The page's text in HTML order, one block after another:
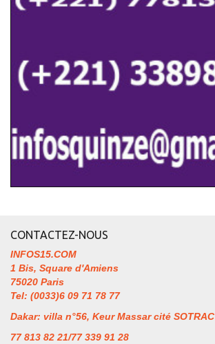
CONTACTEZ-NOUS
INFOS15.COM
1 Bis, Square d'Amiens
75020 Paris
Tel: (0033)6 09 71 78 77
Dakar: villa n°56, Keur Massar cité SOTRAC
77 813 82 21/77 339 91 28